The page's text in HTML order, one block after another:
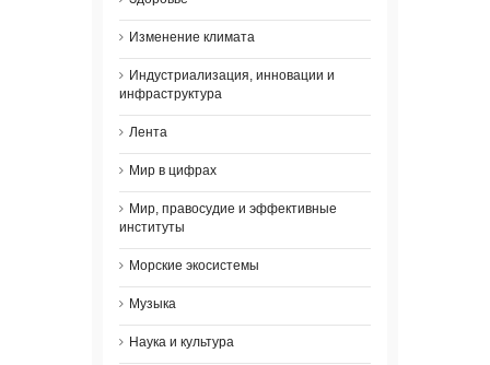
Изменение климата
Индустриализация, инновации и
инфраструктура
Лента
Мир в цифрах
Мир, правосудие и эффективные
институты
Морские экосистемы
Музыка
Наука и культура